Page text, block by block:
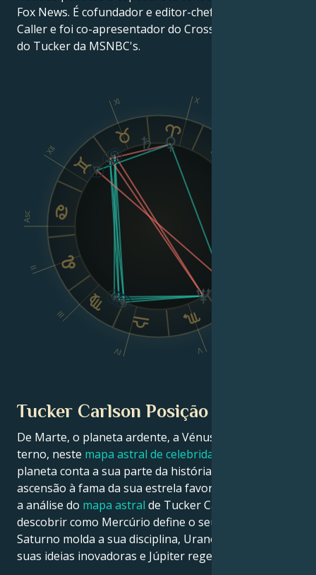
Fox News. É cofundador e editor-chefe do The Daily
Caller e foi co-apresentador do Crossfire da CNN's e
do Tucker da MSNBC's.
Asc
II
III
IV V
X
XI
XII
Tucker Carlson Posição planetária
De Marte, o planeta ardente, a Vénus, o planeta
terno, neste mapa astral de celebridades
planeta conta a sua parte da história sobre a
ascensão à fama da sua estrela favorita. Veja abaixo
a análise do mapa astral de Tucker Carlson para
descobrir como Mercúrio define o seu intelecto,
Saturno molda a sua disciplina, Urano desperta as
suas ideias inovadoras e Júpiter rege a sua sorte.